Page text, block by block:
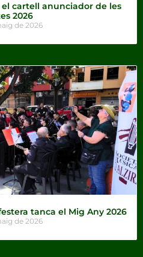
el cartell anunciador de les
2026
de 2026
tanca el Mig Any 2026
de 2026